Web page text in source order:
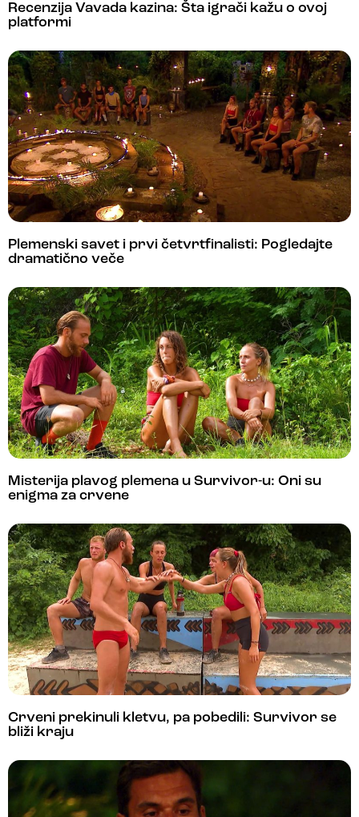
Recenzija Vavada kazina: Šta igrači kažu o ovoj
platformi
Plemenski savet i prvi četvrtfinalisti: Pogledajte
dramatično veče
Misterija plavog plemena u Survivor-u: Oni su
enigma za crvene
Crveni prekinuli kletvu, pa pobedili: Survivor se
bliži kraju